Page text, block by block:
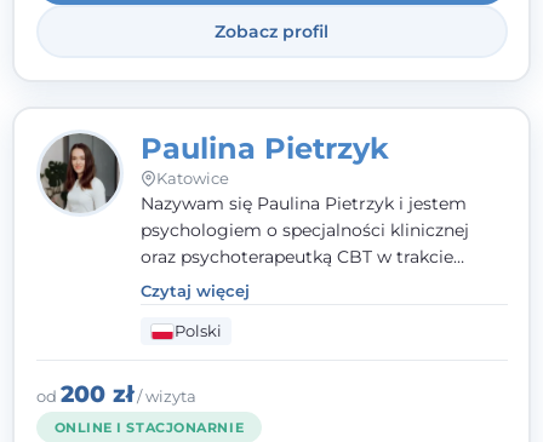
Zobacz profil
Paulina Pietrzyk
Katowice
Nazywam się Paulina Pietrzyk i jestem
psychologiem o specjalności klinicznej
oraz psychoterapeutką CBT w trakcie
szkolenia. Pracuję z dorosłymi, którzy
szukają wsparcia w trudnych momentach -
w obliczu lęku, przewlekłego stresu,
natłoku myśli, obniżonego nastroju,
wypalenia czy kryzysu, a także po prostu
chcą lepiej poznać siebie.
Czytaj więcej
Polski
od 200 zł/ wizyta
ONLINE I STACJONARNIE